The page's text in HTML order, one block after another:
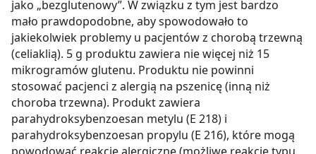
jako „bezglutenowy”. W związku z tym jest bardzo
mało prawdopodobne, aby spowodowało to
jakiekolwiek problemy u pacjentów z chorobą trzewną
(celiaklią). 5 g produktu zawiera nie więcej niż 15
mikrogramów glutenu. Produktu nie powinni
stosować pacjenci z alergią na pszenicę (inną niż
choroba trzewna). Produkt zawiera
parahydroksybenzoesan metylu (E 218) i
parahydroksybenzoesan propylu (E 216), które mogą